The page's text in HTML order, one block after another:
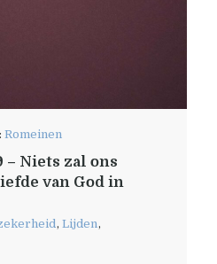
Romeinen
– Niets zal ons
van God in
, Lijden,